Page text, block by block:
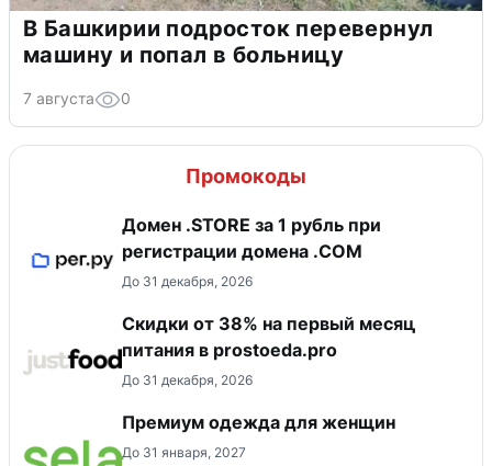
В Башкирии подросток перевернул
машину и попал в больницу
7 августа 0
Промокоды
Домен .STORE за 1 рубль при
регистрации домена .COM
До 31 декабря, 2026
​Скидки от 38% на первый месяц
питания в prostoeda.pro
До 31 декабря, 2026
Премиум одежда для женщин
До 31 января, 2027